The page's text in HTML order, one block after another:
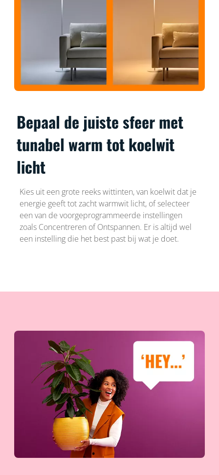
Bepaal de juiste sfeer met
tunabel warm tot koelwit
licht
Kies uit een grote reeks wittinten, van koelwit dat je
energie geeft tot zacht warmwit licht, of selecteer
een van de voorgeprogrammeerde instellingen
zoals Concentreren of Ontspannen. Er is altijd wel
een instelling die het best past bij wat je doet.